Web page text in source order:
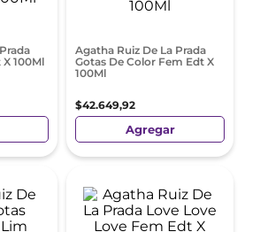
100Ml
Agatha Ruiz De La Prada
Gotas De Color Fem Edt X
100Ml
$42.649,92
Agregar